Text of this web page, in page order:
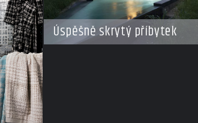
Úspěšně skrytý příbytek